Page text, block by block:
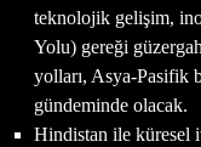
teknolojik gelişim,
Yolu) gereği
yolları, Asya-Pasifik
gündeminde olacak.
Hindistan ile küresel